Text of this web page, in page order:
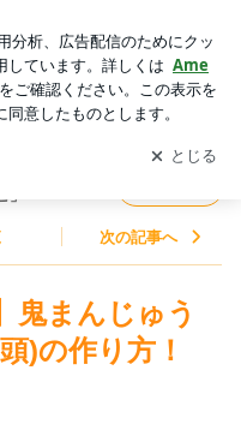
ャルブログ「Yukari's Kit
by Ameba
通知
を受け取りまし
開く
次の記事へ
鬼まんじゅう
)の作り方！